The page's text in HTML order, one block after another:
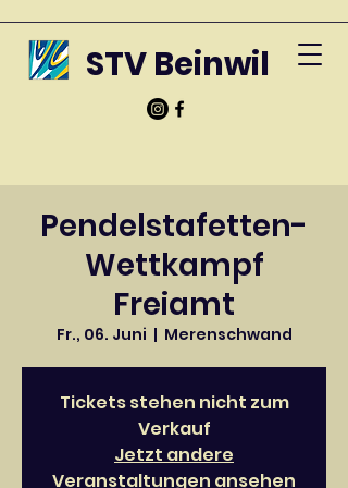
STV Beinwil
Pendelstafetten-
Wettkampf
Freiamt
Fr., 06. Juni
  |
Merenschwand
Tickets stehen nicht zum
Verkauf
Jetzt andere
Veranstaltungen ansehen